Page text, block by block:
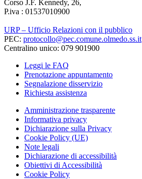
Corso J.F. Kennedy, 26,
P.iva : 01537010900
URP – Ufficio Relazioni con il pubblico
PEC: protocollo@pec.comune.olmedo.ss.it
Centralino unico: 079 901900
Leggi le FAQ
Prenotazione appuntamento
Segnalazione disservizio
Richiesta assistenza
Amministrazione trasparente
Informativa privacy
Dichiarazione sulla Privacy
Cookie Policy (UE)
Note legali
Dichiarazione di accessibilità
Obiettivi di Accessibilità
Cookie Policy